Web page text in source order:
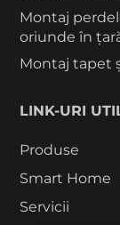
Montaj
oriunde în
Montaj tapet
LINK-URI
Produse
Smart Home
Servicii